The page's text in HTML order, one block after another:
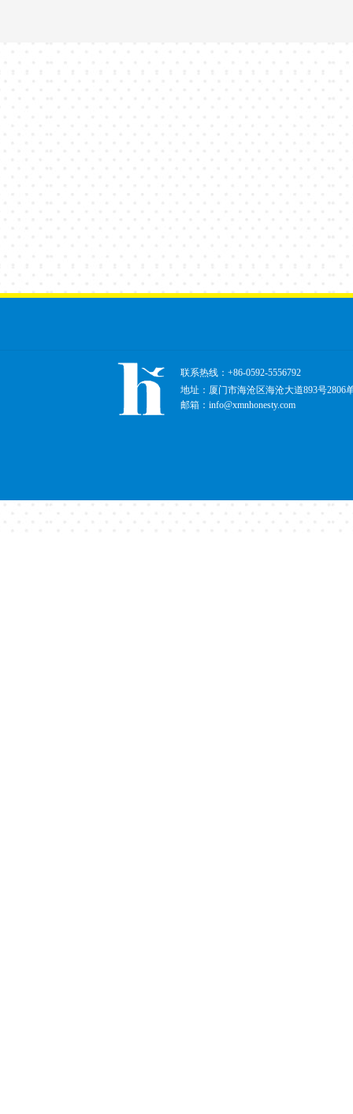
联系热线：+86-0592-5556792
地址：厦门市海沧区海沧大道893号2806
邮箱：info@xmnhonesty.com